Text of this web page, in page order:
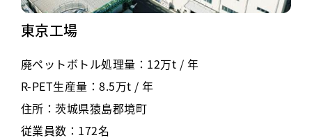
東京工場
廃ペットボトル処理量：12万t / 年
R-PET生産量：8.5万t / 年
住所：茨城県猿島郡境町
従業員数：172名